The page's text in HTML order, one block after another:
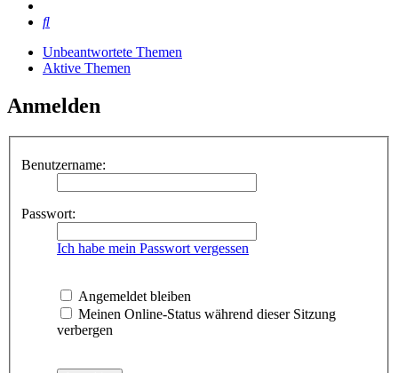
Suche
Unbeantwortete Themen
Aktive Themen
Anmelden
Benutzername:
Passwort:
Ich habe mein Passwort vergessen
Angemeldet bleiben
Meinen Online-Status während dieser Sitzung
verbergen